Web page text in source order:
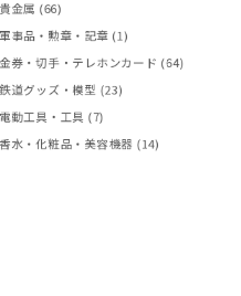
貴金属 (66)
軍事品・勲章・記章 (1)
金券・切手・テレホンカード (64)
鉄道グッズ・模型 (23)
電動工具・工具 (7)
香水・化粧品・美容機器 (14)